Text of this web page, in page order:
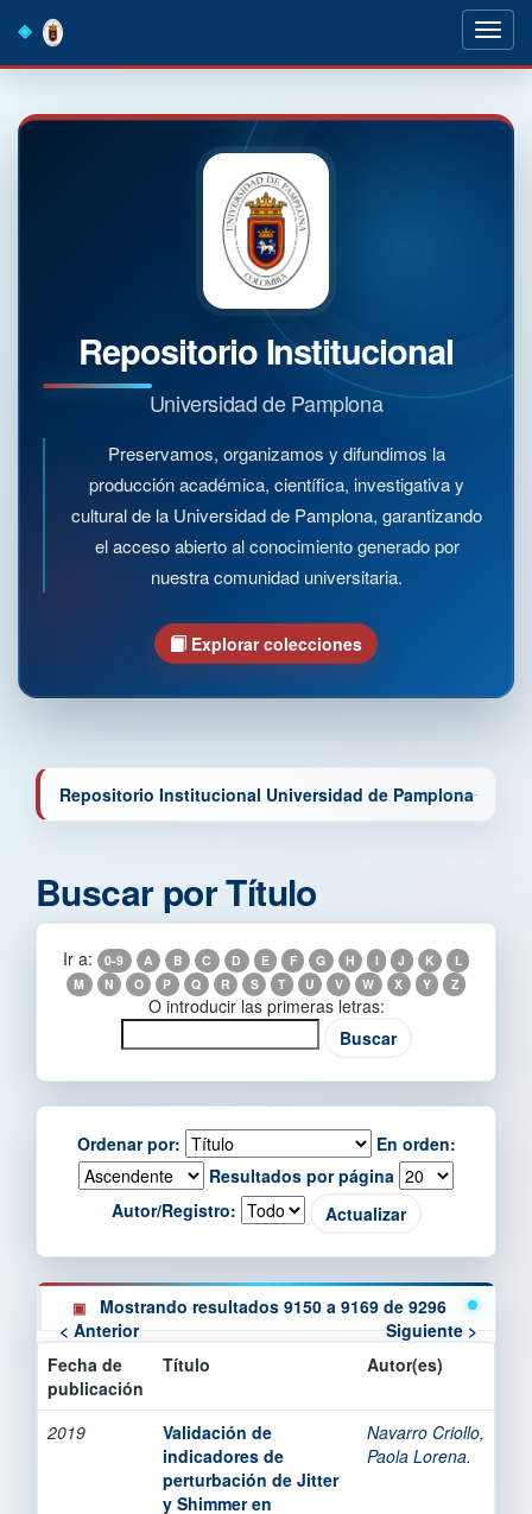
navigation
Repositorio Institucional
Universidad de Pamplona
Preservamos, organizamos y difundimos la
producción académica, científica, investigativa y
cultural de la Universidad de Pamplona, garantizando
el acceso abierto al conocimiento generado por
nuestra comunidad universitaria.
Explorar colecciones
Repositorio Institucional Universidad de Pamplona
Buscar por Título
Ir a: 0-9 A B C D E F G H I J K
L
M
N O P Q R S T U V W X Y Z
O introducir las primeras letras:
Ordenar por:
En orden:
Resultados por página
Autor/Registro:
Mostrando resultados 9150 a 9169 de 9296
< Anterior
Siguiente >
Fecha de
publicación
Título Autor(es)
2019
Validación de
indicadores de
perturbación de Jitter
y Shimmer en
Navarro Criollo,
Paola Lorena.